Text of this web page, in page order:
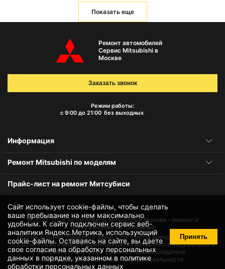
Показать еще
Сайт использует cookie-файлы, чтобы сделать
ваше пребывание на нем максимально
удобным. К cайту подключен сервис веб-
аналитики Яндекс.Метрика, использующий
cookie-файлы. Оставаясь на сайте, вы даете
своесогласие на обработку персональных
данных в порядке, указанном в политике
обработки персональных данных
Принять
Ремонт автомобилей
Сервис Mitsubishi в
Москве
Режим работы:
с 9:00 до 21:00 без выходных
Заказать звонок
Информация
Ремонт Mitsubishi по моделям
Прайс-лист на ремонт Митсубиси
© 2010-2026Автосервисы Mitsubishi в Москве – ремонт и
обслуживание автомобилей
Использование товарного знака и логотипов бренда происходит
исключительно в информационных целях не является нарушением и
не требует получения согласия правообладателя.
Защита данных и политика конфиденциальности.